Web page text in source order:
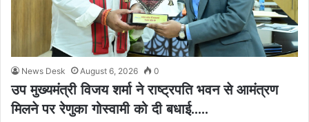
News Desk August 6, 2026 0
उप मुख्यमंत्री विजय शर्मा ने राष्ट्रपति भवन से आमंत्रण
मिलने पर रेणुका गोस्वामी को दी बधाई…..